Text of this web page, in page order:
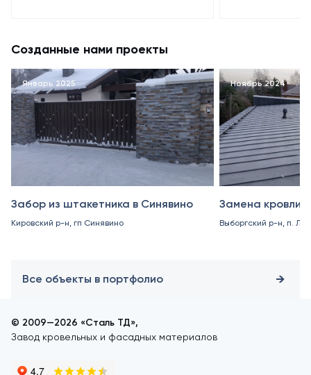
Созданные нами проекты
Январь 2025
Забор из штакетника в Синявино
Кировский р-н, гп Синявино
Ноябрь 2024
Замена кровли
Выборгский р-н, п.
Все объекты в портфолио
© 2009—2026 «Сталь ТД»,
Завод кровельных и фасадных материалов